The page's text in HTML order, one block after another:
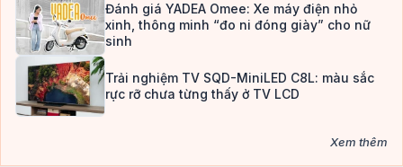
Đánh giá YADEA Omee: Xe máy điện nhỏ
xinh, thông minh “đo ni đóng giày” cho nữ
sinh
Trải nghiệm TV SQD-MiniLED C8L: màu sắc
rực rỡ chưa từng thấy ở TV LCD
Xem thêm